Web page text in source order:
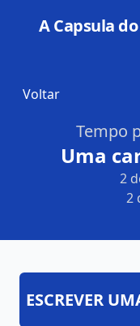
A Capsula
Voltar
Tempo
Uma
2
2
ESCREVER